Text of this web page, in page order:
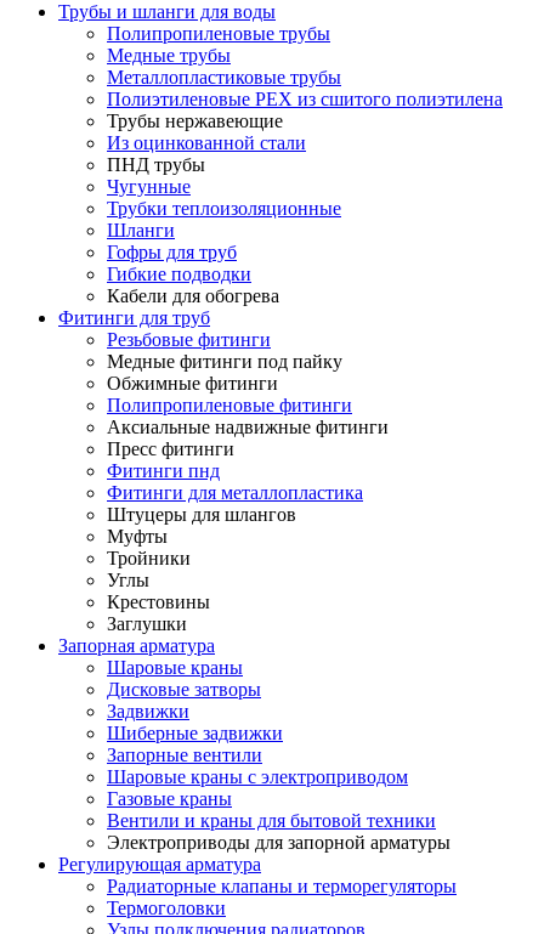
Трубы и шланги для воды
Полипропиленовые трубы
Медные трубы
Металлопластиковые трубы
Полиэтиленовые PEX из сшитого полиэтилена
Трубы нержавеющие
Из оцинкованной стали
ПНД трубы
Чугунные
Трубки теплоизоляционные
Шланги
Гофры для труб
Гибкие подводки
Кабели для обогрева
Фитинги для труб
Резьбовые фитинги
Медные фитинги под пайку
Обжимные фитинги
Полипропиленовые фитинги
Аксиальные надвижные фитинги
Пресс фитинги
Фитинги пнд
Фитинги для металлопластика
Штуцеры для шлангов
Муфты
Тройники
Углы
Крестовины
Заглушки
Запорная арматура
Шаровые краны
Дисковые затворы
Задвижки
Шиберные задвижки
Запорные вентили
Шаровые краны с электроприводом
Газовые краны
Вентили и краны для бытовой техники
Электроприводы для запорной арматуры
Регулирующая арматура
Радиаторные клапаны и терморегуляторы
Термоголовки
Узлы подключения радиаторов